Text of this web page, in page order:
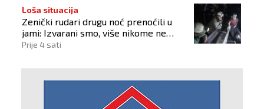
Loša situacija
Zenički rudari drugu noć prenoćili u
jami: Izvarani smo, više nikome ne
vjerujemo
Prije 4 sati